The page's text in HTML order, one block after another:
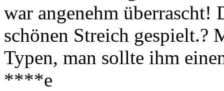
war angenehm überrascht!
schönen Streich gespielt.?
Typen, man sollte ihm
****e